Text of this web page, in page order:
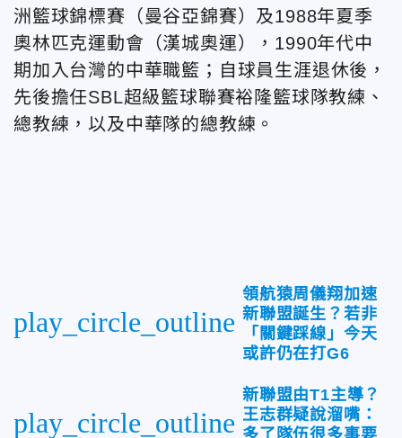
洲籃球錦標賽（曼谷亞錦賽）及1988年夏季
奧林匹克運動會（漢城奧運），1990年代中
期加入台灣的中華職籃；自球員生涯退休後，
先後擔任SBL超級籃球聯賽裕隆籃球隊教練、
總教練，以及中華隊的總教練。
play_circle_outline
領航猿周儀翔加速
新聯盟誕生？若非
「關鍵踩線」今天
或許仍在打G6
play_circle_outline
新聯盟由T1主導？
王志群疑說溜嘴：
多了隊伍很多事要